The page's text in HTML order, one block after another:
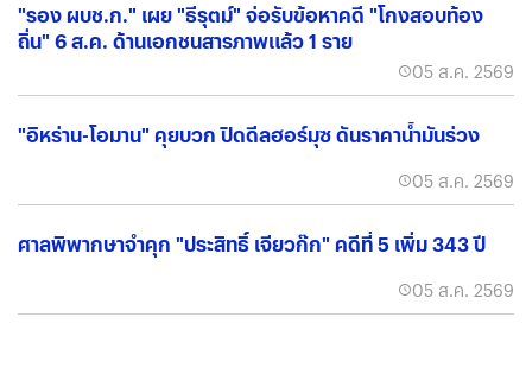
"รอง ผบช.ก." เผย "ธีรุตม์" จ่อรับข้อหาคดี "โกงสอบท้อง
ถิ่น" 6 ส.ค. ด้านเอกชนสารภาพแล้ว 1 ราย
05 ส.ค. 2569
"อิหร่าน-โอมาน" คุยบวก ปิดดีลฮอร์มุซ ดันราคาน้ำมันร่วง
05 ส.ค. 2569
ศาลพิพากษาจำคุก "ประสิทธิ์ เจียวก๊ก" คดีที่ 5 เพิ่ม 343 ปี
05 ส.ค. 2569